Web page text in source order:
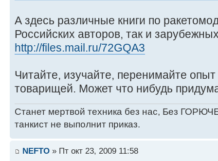
А здесь различные книги по
Российских авторов, так и
http://files.mail.ru/72GQA3
Читайте, изучайте, перенимайте
товарищей. Может что нибудь
Станет мертвой техника без нас, Без
танкист не выполнит приказ.
NEFTO » Пт окт 23, 2009 11:58